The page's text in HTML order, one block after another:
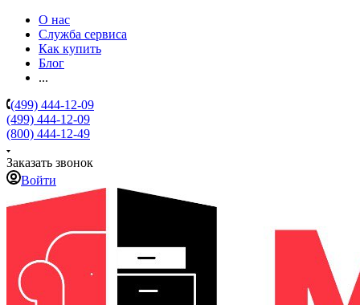
О нас
Служба сервиса
Как купить
Блог
...
(499) 444-12-09
(499) 444-12-09
(800) 444-12-49
Заказать звонок
Войти